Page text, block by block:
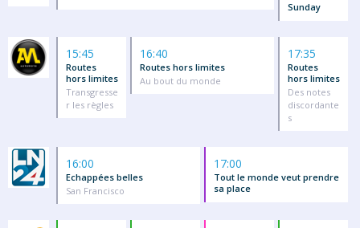
Sunday
15:45
Routes
hors limites
Transgresse
r les règles
16:40
Routes hors limites
Au bout du monde
17:35
Routes
hors limites
Des notes
discordante
s
16:00
Echappées belles
San Francisco
17:00
Tout le monde veut prendre
sa place